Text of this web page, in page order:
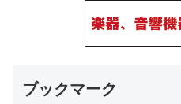
ブックマーク